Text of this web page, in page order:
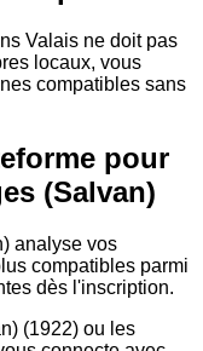
Valais ne doit pas
locaux, vous
compatibles sans
pour
(Salvan)
analyse vos
compatibles parmi
dès l'inscription.
(1922) ou les